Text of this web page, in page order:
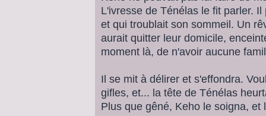
L'ivresse de Ténélas le fit parler.
et qui troublait son sommeil. Un
aurait quitter leur domicile,
moment là, de n'avoir aucune
Il se mit à délirer et s'effondra.
gifles, et... la tête de Ténélas
Plus que gêné, Keho le soigna,